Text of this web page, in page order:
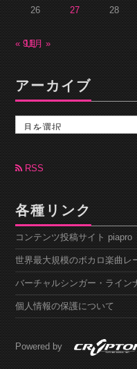
26 27 28
« 9月
11月 »
アーカイブ
カ
ブ RSS
各種リンク
コンテンツ投稿サイト piapro
世界最大規模のボカロ楽曲レ
バーチャルシンガー・ライン
個人情報の保護について
Powered by